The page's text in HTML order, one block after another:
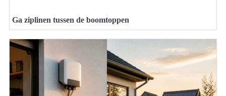
Ga ziplinen tussen de boomtoppen